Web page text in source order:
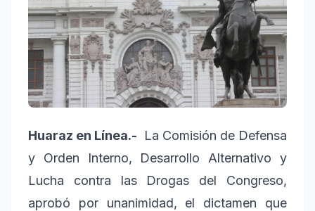
Huaraz en Línea.-
La Comisión de Defensa
y Orden Interno, Desarrollo Alternativo y
Lucha contra las Drogas del Congreso,
aprobó por unanimidad, el dictamen que